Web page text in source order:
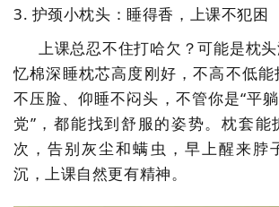
3. 护颈小枕头：睡得香，上课不犯困
上课总忍不住打哈欠？可能是枕
忆棉深睡枕芯高度刚好，不高不低
不压脸、仰睡不闷头，不管你是“平
党”，都能找到舒服的姿势。枕套能
次，告别灰尘和螨虫，早上醒来脖
沉，上课自然更有精神。